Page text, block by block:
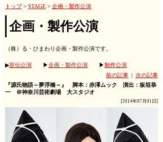
トップ> STAGE > 企画・製作公演
企画・製作公演
（株）る・ひまわり企画・製作公演です。
▶宣伝公演 ▶企画・製作公演 ▶制作公演
前の記事
次の記事
『源氏物語～夢浮橋～』 脚本：赤澤ムック 演出：板垣恭
一 ＠神奈川芸術劇場 大スタジオ
[2014年07月01日]